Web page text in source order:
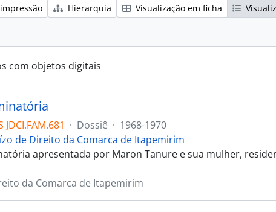
Hierarquia Visualização em ficha
com objetos digitais
JDCI.FAM.681 · Dossiê · 1968-1970
de Direito da Comarca de Itapemirim
apresentada por Maron Tanure e sua mulher,
da Comarca de Itapemirim